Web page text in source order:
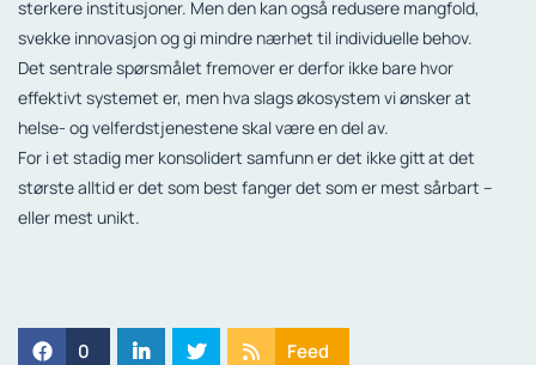
sterkere institusjoner. Men den kan også redusere mangfold,
svekke innovasjon og gi mindre nærhet til individuelle behov.
Det sentrale spørsmålet fremover er derfor ikke bare hvor
effektivt systemet er, men hva slags økosystem vi ønsker at
helse- og velferdstjenestene skal være en del av.
For i et stadig mer konsolidert samfunn er det ikke gitt at det
største alltid er det som best fanger det som er mest sårbart –
eller mest unikt.
0 Feed